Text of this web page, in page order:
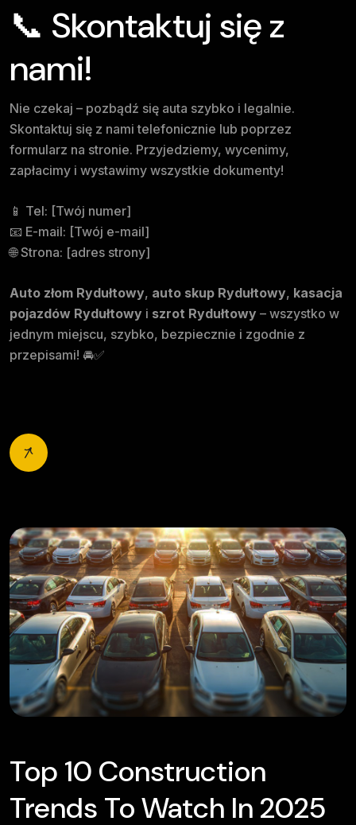
📞 Skontaktuj się z
nami!
Nie czekaj – pozbądź się auta szybko i legalnie.
Skontaktuj się z nami telefonicznie lub poprzez
formularz na stronie. Przyjedziemy, wycenimy,
zapłacimy i wystawimy wszystkie dokumenty!
📱 Tel: [Twój numer]
📧 E-mail: [Twój e-mail]
🌐 Strona: [adres strony]
Auto złom Rydułtowy, auto skup Rydułtowy, kasacja
pojazdów Rydułtowy i szrot Rydułtowy – wszystko w
jednym miejscu, szybko, bezpiecznie i zgodnie z
przepisami! 🚘✅
Top 10 Construction
Trends To Watch In 2025